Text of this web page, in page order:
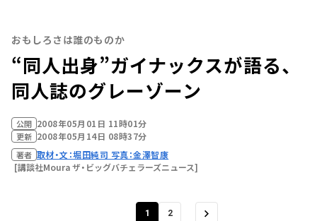
おもしろさは誰のものか
“同人出身”ガイナックスが語る、
同人誌のグレーゾーン
公開 2008年05月01日 11時01分
更新 2008年05月14日 08時37分
著者 取材・文：堀田純司 写真：金澤智康
[講談社Moura ザ・ビッグバチェラーズニュース]
1 2